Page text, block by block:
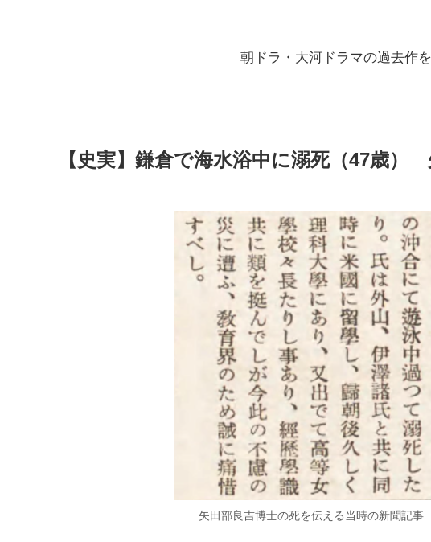
朝ドラ・大河ドラマの過去作
【史実】鎌倉で海水浴中に溺死（47歳）
矢田部良吉博士の死を伝える当時の新聞記事